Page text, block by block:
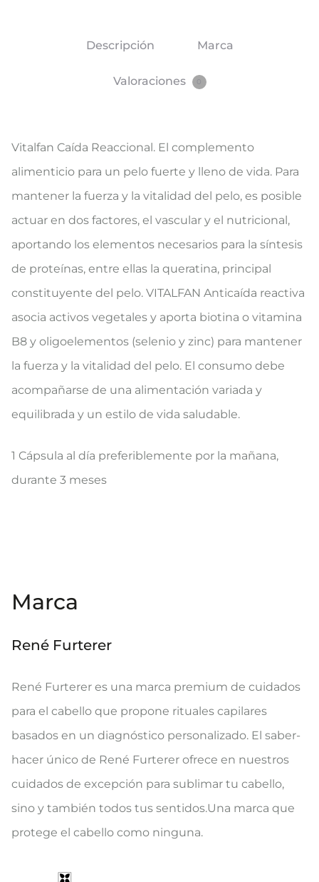
Descripción Marca
Valoraciones
Vitalfan Caída Reaccional. El complemento
alimenticio para un pelo fuerte y lleno de vida. Para
mantener la fuerza y la vitalidad del pelo, es posible
actuar en dos factores, el vascular y el nutricional,
aportando los elementos necesarios para la síntesis
de proteínas, entre ellas la queratina, principal
constituyente del pelo. VITALFAN Anticaída reactiva
asocia activos vegetales y aporta biotina o vitamina
B8 y oligoelementos (selenio y zinc) para mantener
la fuerza y la vitalidad del pelo. El consumo debe
acompañarse de una alimentación variada y
equilibrada y un estilo de vida saludable.
1 Cápsula al día preferiblemente por la mañana,
durante 3 meses
Marca
René Furterer
René Furterer es una marca premium de cuidados
para el cabello que propone rituales capilares
basados en un diagnóstico personalizado. El saber-
hacer único de René Furterer ofrece en nuestros
cuidados de excepción para sublimar tu cabello,
sino y también todos tus sentidos.Una marca que
protege el cabello como ninguna.